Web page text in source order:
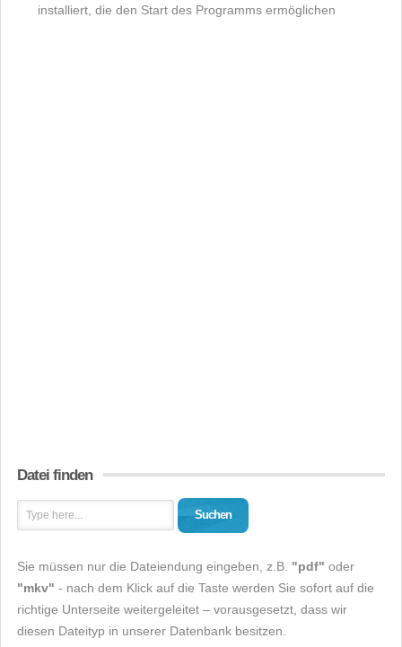
installiert, die den Start des Programms ermöglichen
Datei finden
Suchen
Sie müssen nur die Dateiendung eingeben, z.B. "pdf" oder
"mkv" - nach dem Klick auf die Taste werden Sie sofort auf die
richtige Unterseite weitergeleitet – vorausgesetzt, dass wir
diesen Dateityp in unserer Datenbank besitzen.